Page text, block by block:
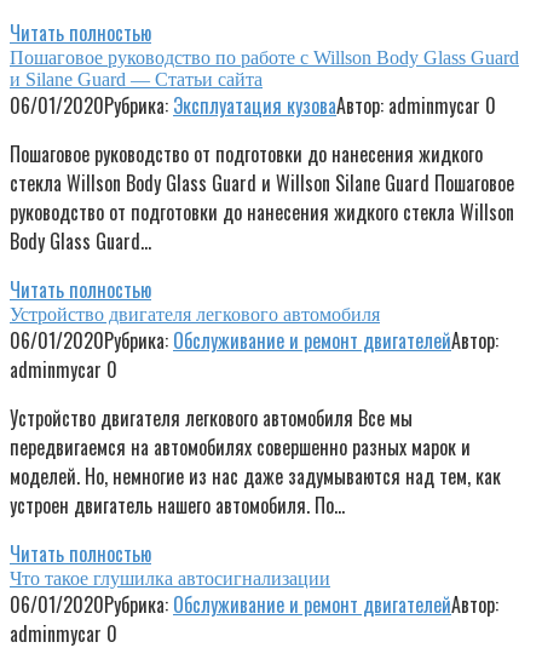
Читать полностью
Пошаговое руководство по работе с Willson Body Glass Guard
и Silane Guard — Статьи сайта
06/01/2020Рубрика: Эксплуатация кузоваАвтор: adminmycar 0
Пошаговое руководство от подготовки до нанесения жидкого
стекла Willson Body Glass Guard и Willson Silane Guard Пошаговое
руководство от подготовки до нанесения жидкого стекла Willson
Body Glass Guard…
Читать полностью
Устройство двигателя легкового автомобиля
06/01/2020Рубрика: Обслуживание и ремонт двигателейАвтор:
adminmycar 0
Устройство двигателя легкового автомобиля Все мы
передвигаемся на автомобилях совершенно разных марок и
моделей. Но, немногие из нас даже задумываются над тем, как
устроен двигатель нашего автомобиля. По…
Читать полностью
Что такое глушилка автосигнализации
06/01/2020Рубрика: Обслуживание и ремонт двигателейАвтор:
adminmycar 0